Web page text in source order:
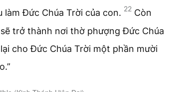
làm Đức Chúa Trời của con. 22 Còn
trở thành nơi thờ phượng Đức Chúa
cho Đức Chúa Trời một phần mười